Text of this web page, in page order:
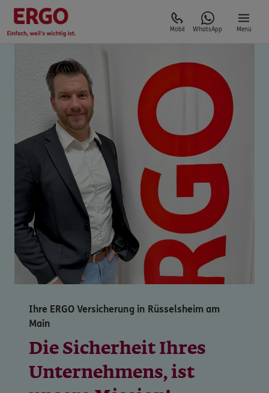
Mobil WhatsApp Menü
Ihre ERGO Versicherung in Rüsselsheim am
Main
Die Sicherheit Ihres
Unternehmens, ist